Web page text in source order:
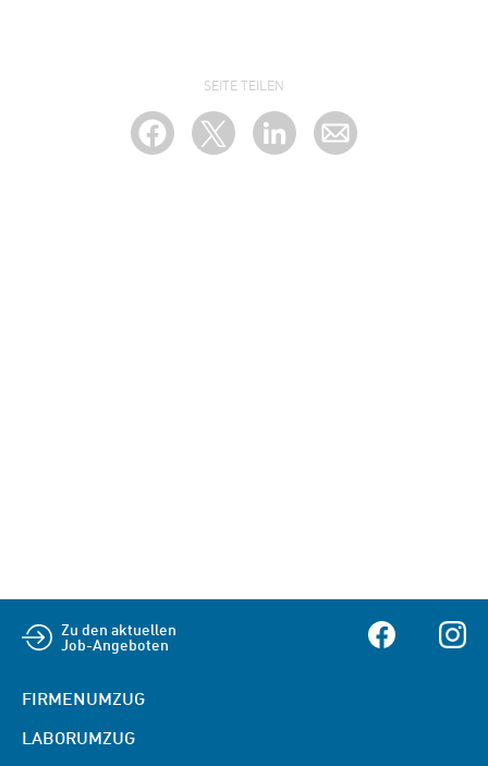
SEITE TEILEN
Zu den aktuellen
Job-Angeboten
Facebook
FIRMENUMZUG
LABORUMZUG